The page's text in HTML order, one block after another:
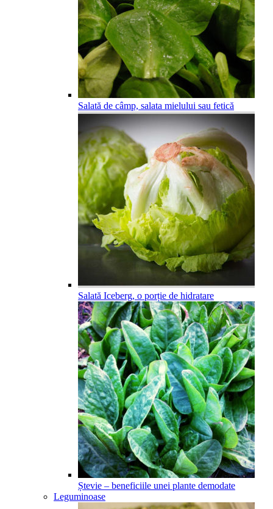
Salată de câmp, salata mielului sau fetică
Salată Iceberg, o porție de hidratare
Ștevie – beneficiile unei plante demodate
Leguminoase